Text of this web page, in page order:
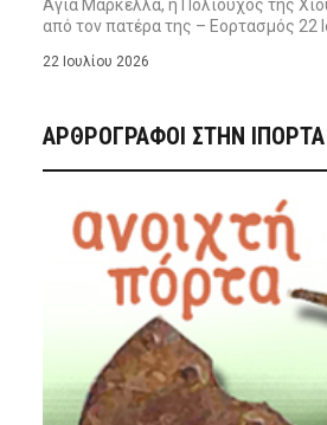
Αγία Μαρκέλλα, η Πολιούχος της
από τον πατέρα της – Εορτασμός 22
22 Ιουλίου 2026
ΑΡΘΡΟΓΡΑΦΟΙ ΣΤΗΝ IΠΟΡΤΑ